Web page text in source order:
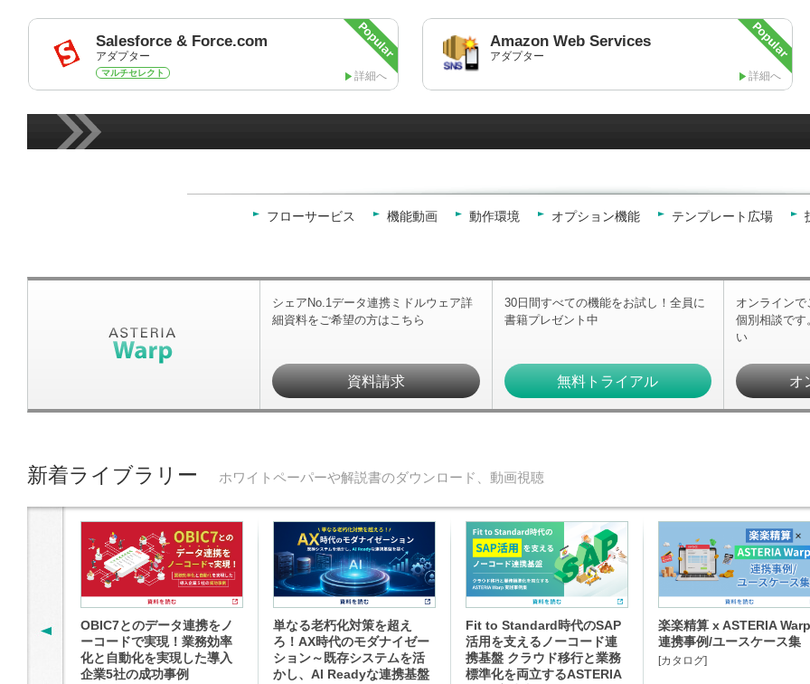
Salesforce & Force.com
アダプター
詳細へ
マルチセレクト
AmazonWeb Services
アダプター
詳細へ
フローサービス 機能動画 動作環境 オプション機能 テンプレート広場
シェアNo.1データ連携ミドルウェア詳
細資料をご希望の方はこちら
資料請求
30日間すべての機能をお試し！全員に
書籍プレゼント中
無料トライアル
オンライン
個別相談です
い
オ
新着ライブラリー ホワイトペーパーや解説書のダウンロード、動画視聴
OBIC7とのデータ連携をノ
ーコードで実現！業務効率
化と自動化を実現した導入
企業5社の成功事例
単なる老朽化対策を超え
ろ！AX時代のモダナイゼー
ション～既存システムを活
かし、AI Readyな連携基盤
Fit to Standard時代のSAP
活用を支えるノーコード連
携基盤 クラウド移行と業務
標準化を両立するASTERIA
楽楽精算 x ASTERIA Warp
連携事例/ユースケース集
[カタログ]